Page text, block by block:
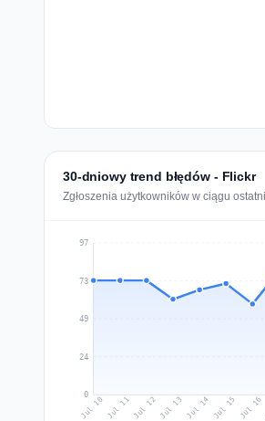
30-dniowy trend błędów - Flickr
Zgłoszenia użytkowników w ciągu
0
24
49
73
97
Jul 10 Jul 11Jul 12Jul 13 Jul 14 Jul 15 Jul 16